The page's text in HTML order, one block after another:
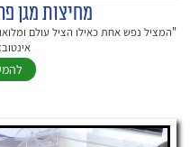
מחיצות מגן